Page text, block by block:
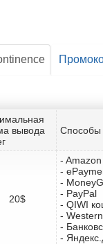
вывода
Способы
20$
-
-
-
- PayPal
- QIWI
-
-
-